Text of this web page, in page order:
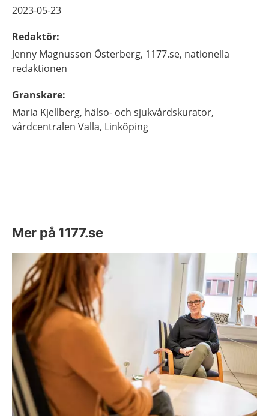
2023-05-23
Redaktör:
Jenny Magnusson Österberg, 1177.se, nationella
redaktionen
Granskare:
Maria Kjellberg, hälso- och sjukvårdskurator,
vårdcentralen Valla, Linköping
Mer på 1177.se